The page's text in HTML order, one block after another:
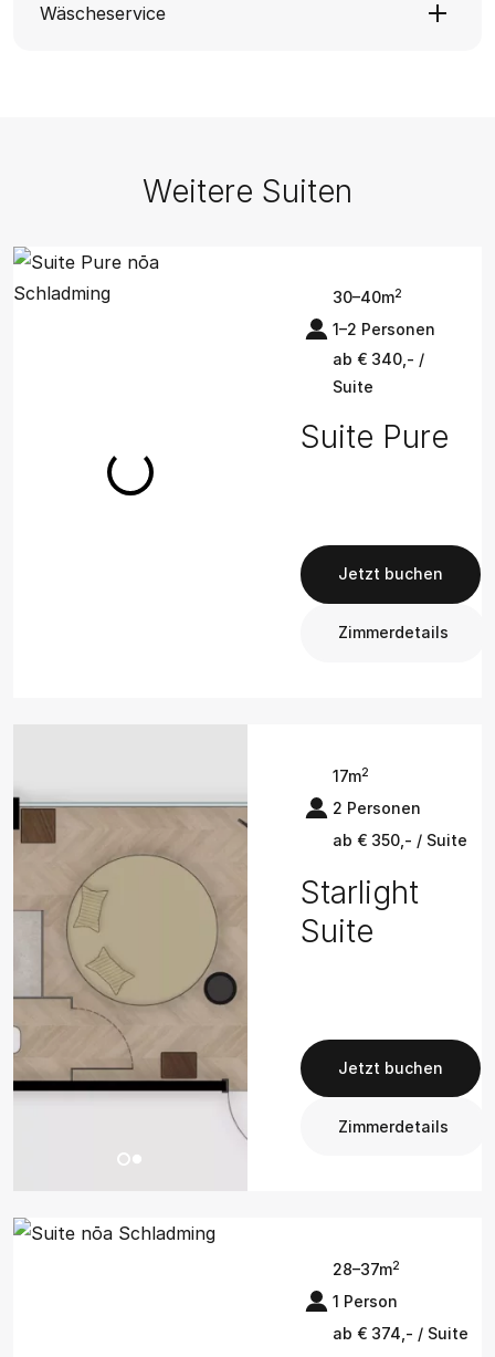
Wäscheservice
Weitere Suiten
30–40m2
1–2 Personen
ab € 340,- /
Suite
Suite Pure
Jetzt buchen
Zimmerdetails
17m2
2 Personen
ab € 350,- / Suite
Starlight
Suite
Jetzt buchen
Zimmerdetails
28–37m2
1 Person
ab € 374,- / Suite